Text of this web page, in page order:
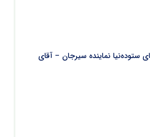
ستوده‌نیا نماینده سیرجان – آقای